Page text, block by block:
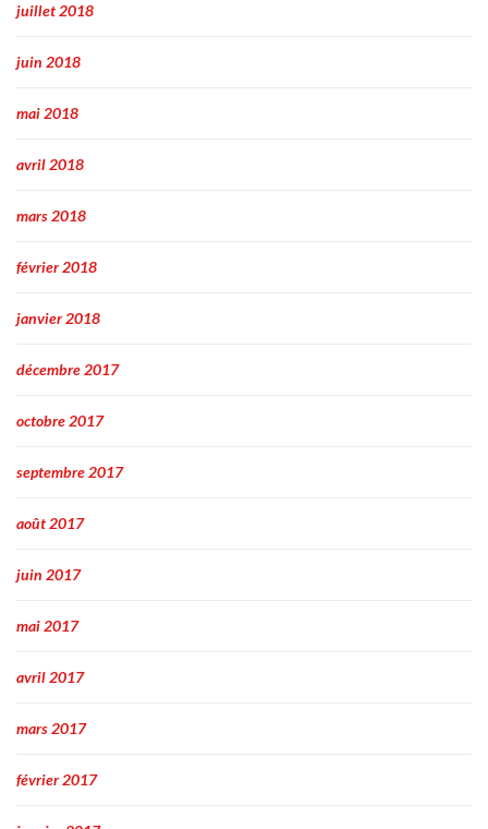
juillet 2018
juin 2018
mai 2018
avril 2018
mars 2018
février 2018
janvier 2018
décembre 2017
octobre 2017
septembre 2017
août 2017
juin 2017
mai 2017
avril 2017
mars 2017
février 2017